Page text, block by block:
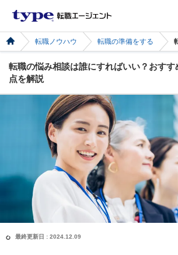
転職ノウハウ 転職の準備をする
転職の悩み相談は誰にすればいい？おす
点を解説
最終更新日 : 2024.12.09